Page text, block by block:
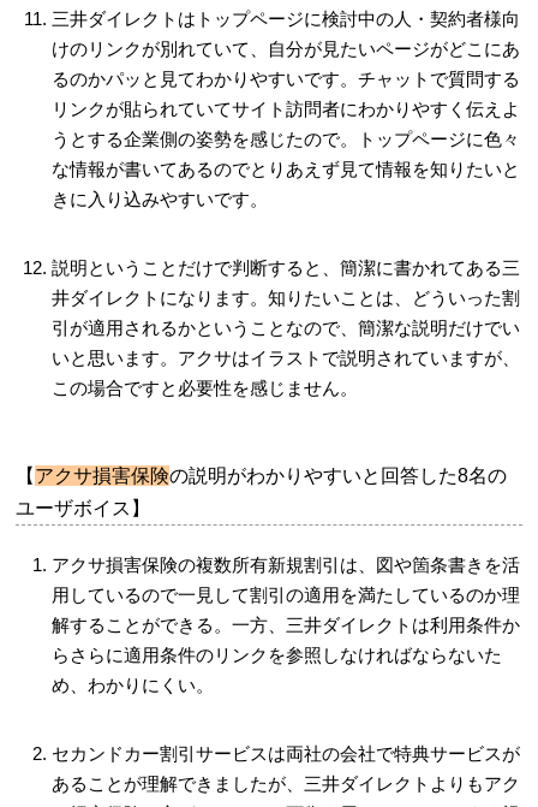
三井ダイレクトはトップページに検討中の人・契約者様向
けのリンクが別れていて、自分が見たいページがどこにあ
るのかパッと見てわかりやすいです。チャットで質問する
リンクが貼られていてサイト訪問者にわかりやすく伝えよ
うとする企業側の姿勢を感じたので。トップページに色々
な情報が書いてあるのでとりあえず見て情報を知りたいと
きに入り込みやすいです。
説明ということだけで判断すると、簡潔に書かれてある三
井ダイレクトになります。知りたいことは、どういった割
引が適用されるかということなので、簡潔な説明だけでい
いと思います。アクサはイラストで説明されていますが、
この場合ですと必要性を感じません。
【 アクサ損害保険の説明がわかりやすいと回答した8名の
ユーザボイス】
アクサ損害保険の複数所有新規割引は、図や箇条書きを活
用しているので一見して割引の適用を満たしているのか理
解することができる。一方、三井ダイレクトは利用条件か
らさらに適用条件のリンクを参照しなければならないた
め、わかりにくい。
セカンドカー割引サービスは両社の会社で特典サービスが
あることが理解できましたが、三井ダイレクトよりもアク